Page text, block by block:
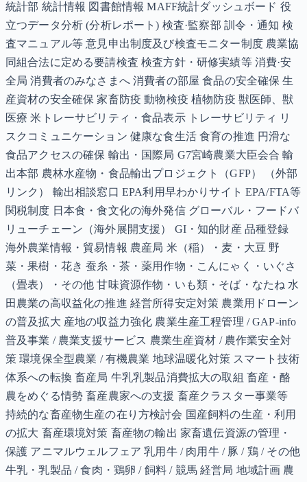
統計部 統計情報 図書館情報 MAFF統計ダッシュボード 役
立つデータ分析 (分析レポート) 検査·監察部 訓令・通知 検
査マニュアル等 意見申出制度及び検査モニター制度 農業協
同組合法に定める要請検査 検査方針・研修実績等 消費·安
全局 消費者のみなさまへ 消費者の部屋 食品の安全確保 生
産資材の安全確保 家畜防疫 動物検疫 植物防疫 獣医師、獣
医療 米トレーサビリティ・食品表示 トレーサビリティ リ
スクコミュニケーション 健康な食生活 食育の推進 円滑な
食品アクセスの確保 輸出・国際局 G7宮崎農業大臣会合 輸
出本部 農林水産物・食品輸出プロジェクト（GFP） （外部
リンク） 輸出相談窓口 EPA利用早わかりサイト EPA/FTA等
関税制度 日本食・食文化の海外発信 グローバル・フードバ
リューチェーン（海外展開支援） GI・知的財産 品種登録
海外農業情報・貿易情報 農産局 米（稲）・麦・大豆 野
菜・果樹・花き 蚕糸・茶・薬用作物・こんにゃく・いぐさ
（畳表）・その他 甘味資源作物・いも類・そば・なたね 水
田農業の高収益化の推進 経営所得安定対策 農業用ドローン
の普及拡大 産地の収益力強化 農業生産工程管理 / GAP-info
普及事業 / 農業支援サービス 農業生産資材 / 農作業安全対
策 環境保全型農業 / 有機農業 地球温暖化対策 スマート技術
体系への転換 畜産局 牛乳乳製品消費拡大の取組 畜産・酪
農をめぐる情勢 畜産農家への支援 畜産クラスター事業等
持続的な畜産物生産の在り方検討会 国産飼料の生産・利用
の拡大 畜産環境対策 畜産物の輸出 家畜遺伝資源の管理・
保護 アニマルウェルフェア 乳用牛 / 肉用牛 / 豚 / 鶏 / その他
牛乳・乳製品 / 食肉・鶏卵 / 飼料 / 競馬 経営局 地域計画 農